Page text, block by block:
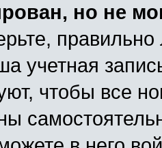
но не
учетная
чтобы все